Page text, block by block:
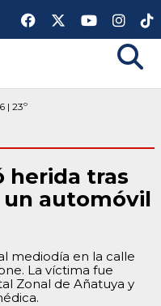
| 23º
herida tras
automóvil
mediodía en la calle
La víctima fue
Zonal de Añatuya y